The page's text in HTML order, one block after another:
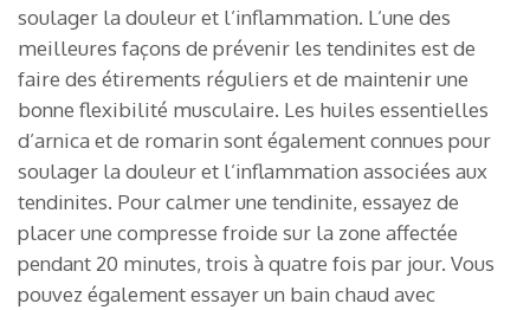
soulager la douleur et l’inflammation. L’une des
meilleures façons de prévenir les tendinites est de
faire des étirements réguliers et de maintenir une
bonne flexibilité musculaire. Les huiles essentielles
d’arnica et de romarin sont également connues pour
soulager la douleur et l’inflammation associées aux
tendinites. Pour calmer une tendinite, essayez de
placer une compresse froide sur la zone affectée
pendant 20 minutes, trois à quatre fois par jour. Vous
pouvez également essayer un bain chaud avec